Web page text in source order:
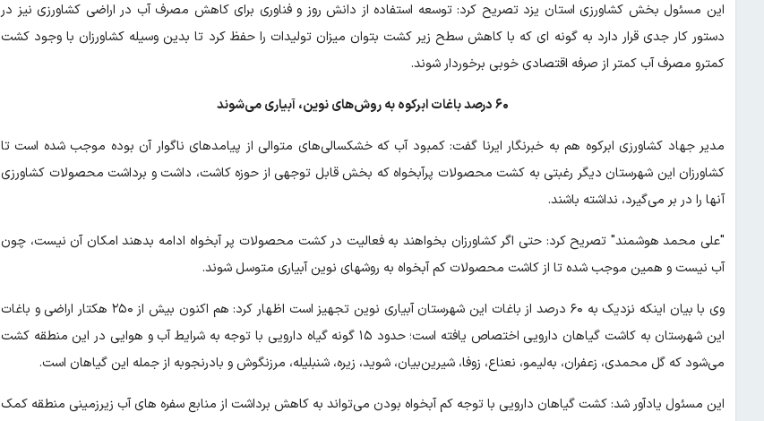
این مسئول بخش کشاورزی استان یزد تصریح کرد: توسعه استفاده از دانش روز و فناوری برای کاهش مصرف آب در اراضی کشاورزی نیز در
دستور کار جدی قرار دارد به گونه ای که با کاهش سطح زیر کشت بتوان میزان تولیدات را حفظ کرد تا بدین وسیله کشاورزان با وجود کشت
کمترو مصرف آب کمتر از صرفه اقتصادی خوبی برخوردار شوند.
۶۰ درصد باغات ابرکوه به روش‌های نوین، آبیاری می‌شوند
مدیر جهاد کشاورزی ابرکوه هم به خبرنگار ایرنا گفت: کمبود آب که خشکسالی‌های متوالی از پیامدهای ناگوار آن بوده موجب شده است تا
کشاورزان این شهرستان دیگر رغبتی به کشت محصولات پرآبخواه که بخش قابل توجهی از حوزه کاشت، داشت و برداشت محصولات کشاورزی
آنها را در بر می‌گیرد، نداشته باشند.
"علی محمد هوشمند" تصریح کرد: حتی اگر کشاورزان بخواهند به فعالیت در کشت محصولات پر آبخواه ادامه بدهند امکان آن نیست، چون
آب نیست و همین موجب شده تا از کاشت محصولات کم آبخواه به روشهای نوین آبیاری متوسل شوند.
وی با بیان اینکه نزدیک به ۶۰ درصد از باغات این شهرستان آبیاری نوین تجهیز است اظهار کرد: هم اکنون بیش از ۲۵۰ هکتار اراضی و باغات
این شهرستان به کاشت گیاهان دارویی اختصاص یافته است؛ حدود ۱۵ گونه گیاه دارویی با توجه به شرایط آب و هوایی در این منطقه کشت
می‌شود که گل محمدی، زعفران، به‌لیمو، نعناع، زوفا، شیرین‌بیان، شوید، زیره، شنبلیله، مرزنگوش و بادرنجوبه از جمله این گیاهان است.
این مسئول یادآور شد: کشت گیاهان دارویی با توجه کم آبخواه بودن می‌تواند به کاهش برداشت از منابع سفره های آب زیرزمینی منطقه کمک